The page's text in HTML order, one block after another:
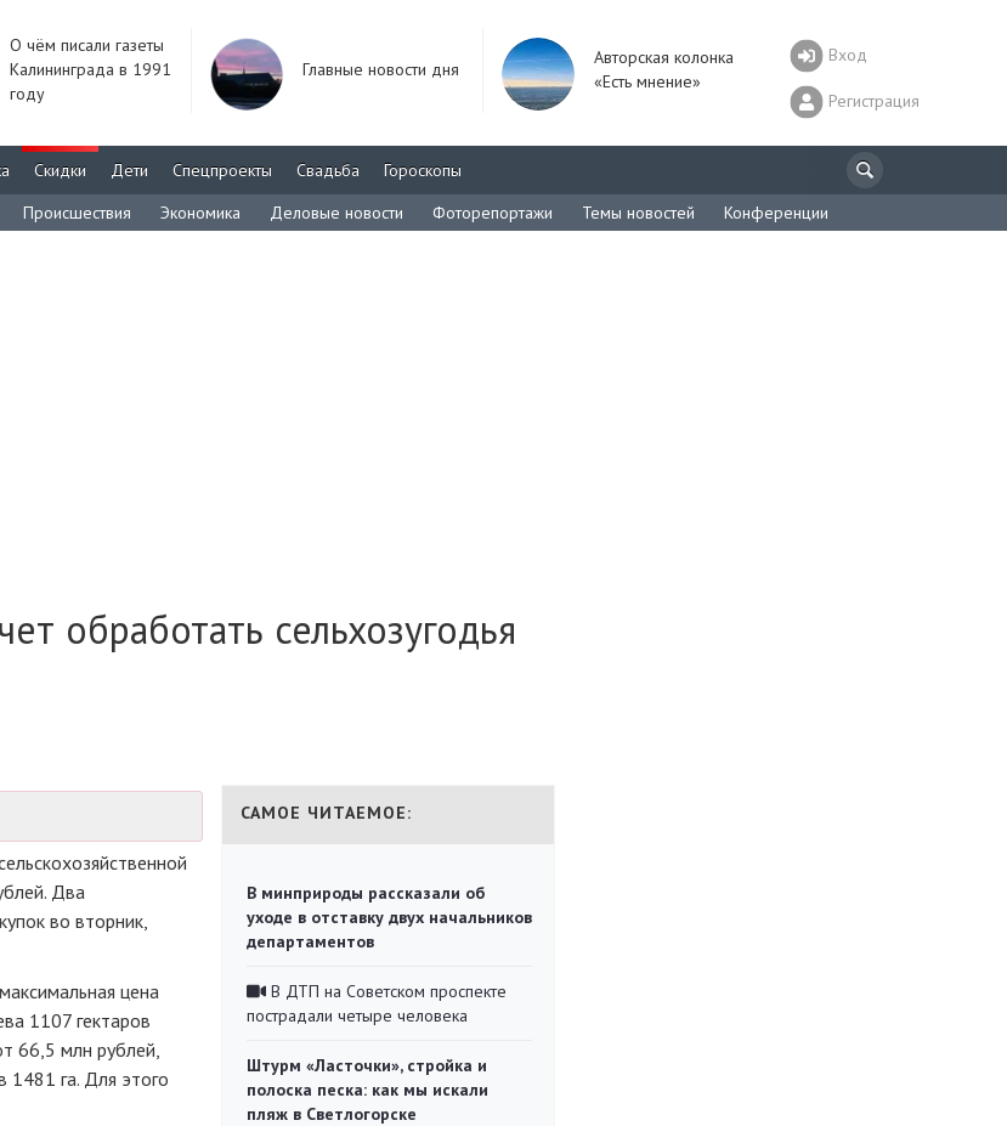
О чём писали газеты
Калининграда в 1991
году
Главные новости дня
Авторская колонка
«Есть мнение»
Вход
Регистрация
Скидки Дети Спецпроекты Свадьба
Гороскопы
Происшествия Экономика Деловые новости Фоторепортажи Темы новостей Конференции
обработать сельхозугодья
Два
во вторник,
цена
1107 гектаров
66,5 млн рублей,
1481 га. Для этого
САМОЕ ЧИТАЕМОЕ:
В минприроды рассказали об
уходе в отставку двух начальников
департаментов
В ДТП на Советском проспекте
пострадали четыре человека
Штурм «Ласточки», стройка и
полоска песка: как мы искали
пляж в Светлогорске